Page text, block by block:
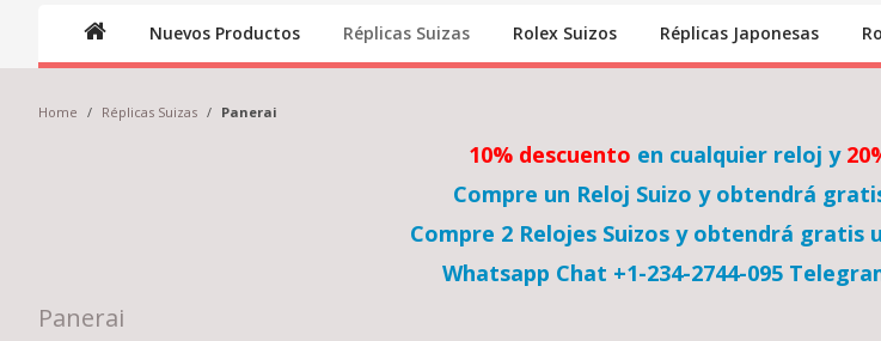
Nuevos Productos Réplicas Suizas Rolex Suizos Réplicas Japonesas
Home / Réplicas Suizas / Panerai
10% descuento en cualquier reloj y
Compre un Reloj Suizo y obtendrá
Compre 2 Relojes Suizos y obtendrá gratis
Whatsapp Chat +1-234-2744-095
Panerai